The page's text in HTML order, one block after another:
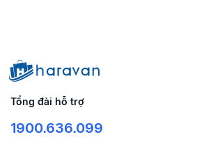
Tổng đài hỗ trợ
1900.636.099